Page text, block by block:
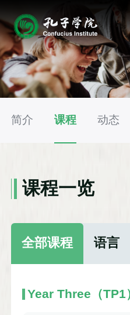
简介 课程 动态
课程一览
全部课程 语言
Year Three（TP1